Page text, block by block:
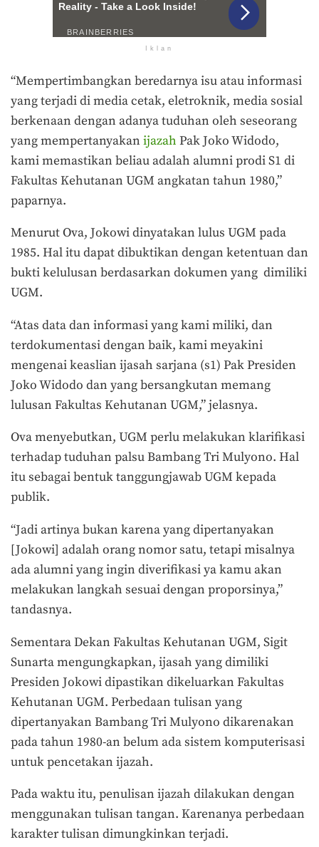
Iklan
“Mempertimbangkan beredarnya isu atau informasi
yang terjadi di media cetak, eletroknik, media sosial
berkenaan dengan adanya tuduhan oleh seseorang
yang mempertanyakan ijazah Pak Joko Widodo,
kami memastikan beliau adalah alumni prodi S1 di
Fakultas Kehutanan UGM angkatan tahun 1980,”
paparnya.
Menurut Ova, Jokowi dinyatakan lulus UGM pada
1985. Hal itu dapat dibuktikan dengan ketentuan dan
bukti kelulusan berdasarkan dokumen yang dimiliki
UGM.
“Atas data dan informasi yang kami miliki, dan
terdokumentasi dengan baik, kami meyakini
mengenai keaslian ijasah sarjana (s1) Pak Presiden
Joko Widodo dan yang bersangkutan memang
lulusan Fakultas Kehutanan UGM,” jelasnya.
Ova menyebutkan, UGM perlu melakukan klarifikasi
terhadap tuduhan palsu Bambang Tri Mulyono. Hal
itu sebagai bentuk tanggungjawab UGM kepada
publik.
“Jadi artinya bukan karena yang dipertanyakan
[Jokowi] adalah orang nomor satu, tetapi misalnya
ada alumni yang ingin diverifikasi ya kamu akan
melakukan langkah sesuai dengan proporsinya,”
tandasnya.
Sementara Dekan Fakultas Kehutanan UGM, Sigit
Sunarta mengungkapkan, ijasah yang dimiliki
Presiden Jokowi dipastikan dikeluarkan Fakultas
Kehutanan UGM. Perbedaan tulisan yang
dipertanyakan Bambang Tri Mulyono dikarenakan
pada tahun 1980-an belum ada sistem komputerisasi
untuk pencetakan ijazah.
Pada waktu itu, penulisan ijazah dilakukan dengan
menggunakan tulisan tangan. Karenanya perbedaan
karakter tulisan dimungkinkan terjadi.